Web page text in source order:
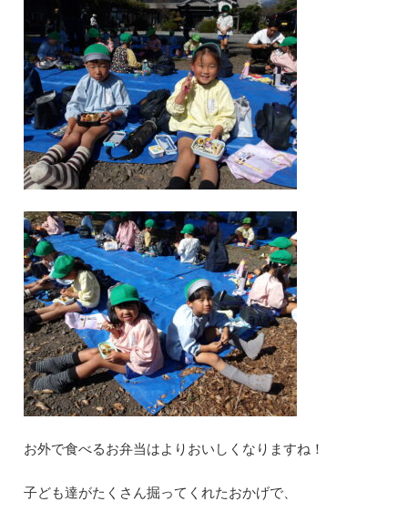
お外で食べるお弁当はよりおいしくなりますね！
子ども達がたくさん掘ってくれたおかげで、